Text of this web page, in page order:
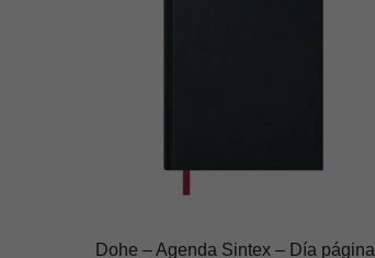
Dohe – Agenda Sintex – Día página